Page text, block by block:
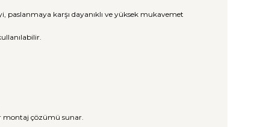
karşı dayanıklı ve yüksek mukavemet
montaj çözümü sunar.